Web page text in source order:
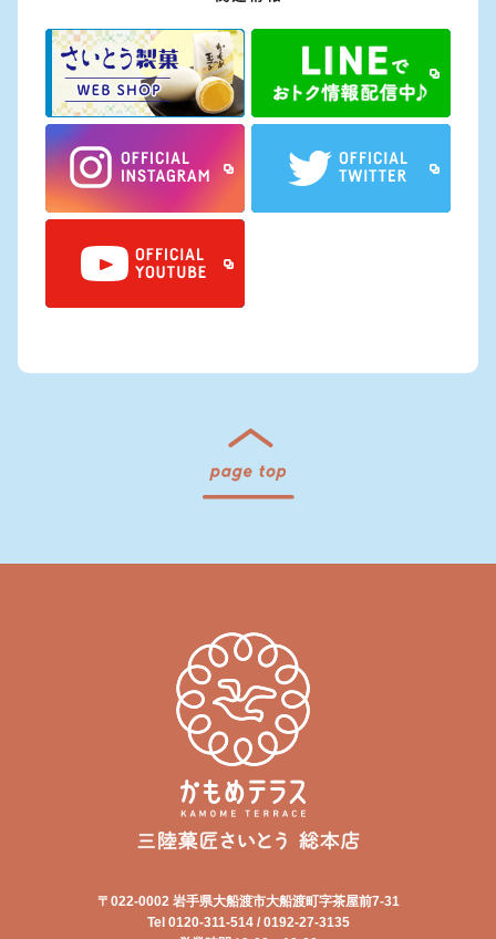
〒022-0002 岩手県大船渡市大船渡町字茶屋前7-31
Tel 0120-311-514 / 0192-27-3135